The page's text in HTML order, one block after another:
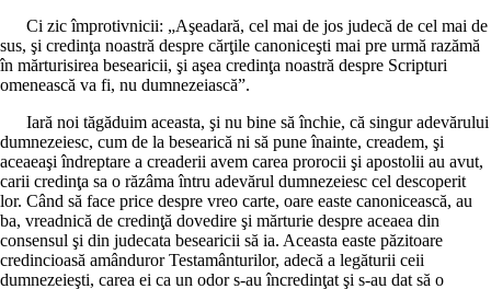
Ci zic împrotivnicii: „Aşeadară, cel mai de jos judecă de cel mai de
sus, şi credinţa noastră despre cărţile canoniceşti mai pre urmă razămă
în mărturisirea besearicii, şi aşea credinţa noastră despre Scripturi
omenească va fi, nu dumnezeiască”.
Iară noi tăgăduim aceasta, şi nu bine să închie, că singur adevărului
dumnezeiesc, cum de la besearică ni să pune înainte, creadem, şi
aceaeaşi îndreptare a creaderii avem carea prorocii şi apostolii au avut,
carii credinţa sa o răzâma întru adevărul dumnezeiesc cel descoperit
lor. Când să face price despre vreo carte, oare easte canonicească, au
ba, vreadnică de credinţă dovedire şi mărturie despre aceaea din
consensul şi din judecata besearicii să ia. Aceasta easte păzitoare
credincioasă amânduror Testamânturilor, adecă a legăturii ceii
dumnezeieşti, carea ei ca un odor s-au încredinţat şi s-au dat să o